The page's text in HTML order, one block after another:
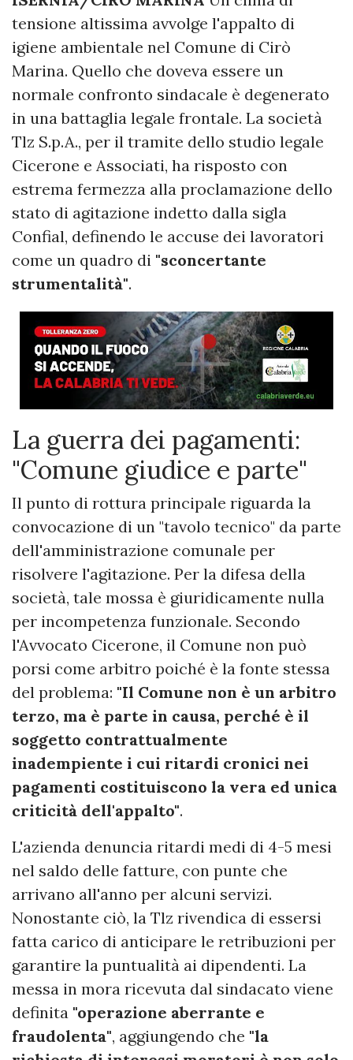
tensione altissima avvolge l'appalto di
igiene ambientale nel Comune di Cirò
Marina. Quello che doveva essere un
normale confronto sindacale è degenerato
in una battaglia legale frontale. La società
Tlz S.p.A., per il tramite dello studio legale
Cicerone e Associati, ha risposto con
estrema fermezza alla proclamazione dello
stato di agitazione indetto dalla sigla
Confial, definendo le accuse dei lavoratori
come un quadro di "sconcertante
strumentalità".
La guerra dei pagamenti:
"Comune giudice e parte"
Il punto di rottura principale riguarda la
convocazione di un "tavolo tecnico" da parte
dell'amministrazione comunale per
risolvere l'agitazione. Per la difesa della
società, tale mossa è giuridicamente nulla
per incompetenza funzionale. Secondo
l'Avvocato Cicerone, il Comune non può
porsi come arbitro poiché è la fonte stessa
del problema: "Il Comune non è un arbitro
terzo, ma è parte in causa, perché è il
soggetto contrattualmente
inadempiente i cui ritardi cronici nei
pagamenti costituiscono la vera ed unica
criticità dell'appalto".
L'azienda denuncia ritardi medi di 4-5 mesi
nel saldo delle fatture, con punte che
arrivano all'anno per alcuni servizi.
Nonostante ciò, la Tlz rivendica di essersi
fatta carico di anticipare le retribuzioni per
garantire la puntualità ai dipendenti. La
messa in mora ricevuta dal sindacato viene
definita "operazione aberrante e
fraudolenta", aggiungendo che "la